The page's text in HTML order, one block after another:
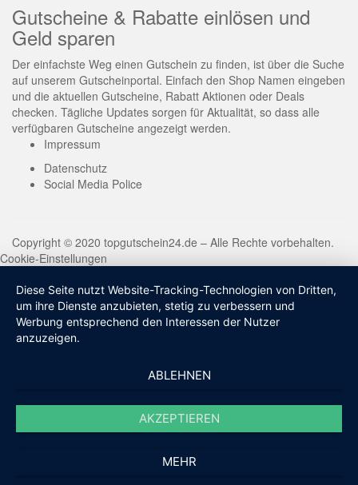
Gutscheine & Rabatte einlösen und
Geld sparen
Der einfachste Weg einen Gutschein zu finden, ist über die Suche
auf unserem Gutscheinportal. Einfach den Shop Namen eingeben
und die aktuellen Gutscheine, Rabatt Aktionen oder Deals
checken. Tägliche Updates sorgen für Aktualität, so dass alle
verfügbaren Gutscheine angezeigt werden.
Impressum
Datenschutz
Social Media Police
Copyright © 2020 topgutschein24.de – Alle Rechte vorbehalten.
Cookie-Einstellungen
Diese Seite nutzt Website-Tracking-Technologien von Dritten,
um ihre Dienste anzubieten, stetig zu verbessern und
Werbung entsprechend den Interessen der Nutzer
anzuzeigen.
ABLEHNEN
AKZEPTIEREN
MEHR